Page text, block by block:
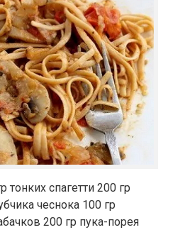
тонких спагетти 200 гр
чеснока 100 гр
200 гр пука-порея